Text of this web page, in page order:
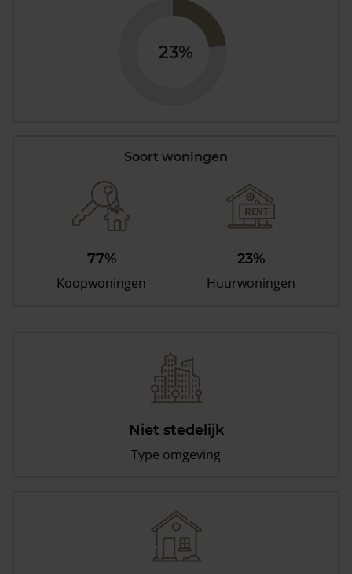
23%
Soort woningen
77%
Koopwoningen
23%
Huurwoningen
Niet stedelijk
Type omgeving